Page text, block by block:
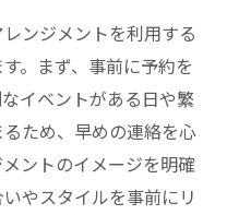
ムアレンジメントの
の花デザイン
レンジメントのアイ
特別な空間に
ンジメントを利用する
。まず、事前に予約を
イベントがある日や繁
ため、早めの連絡を心
ントのイメージを明確
やスタイルを事前にリ